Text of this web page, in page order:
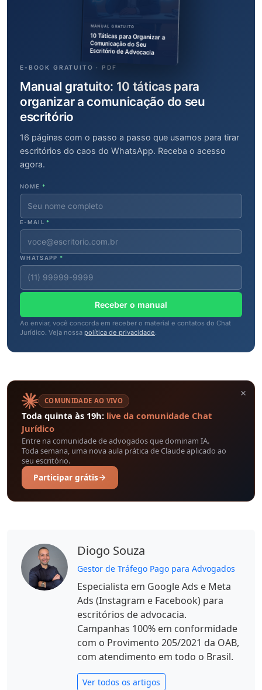
MANUAL GRATUITO
10 Táticas para Organizar a
Comunicação do Seu
Escritório de Advocacia
E-BOOK GRATUITO · PDF
Manual gratuito: 10 táticas para
organizar a comunicação do seu
escritório
16 páginas com o passo a passo que usamos para tirar
escritórios do caos do WhatsApp. Receba o acesso
agora.
NOME *
E-MAIL *
WHATSAPP *
Receber o manual
Ao enviar, você concorda em receber o material e contatos do Chat
Jurídico. Veja nossa política de privacidade.
×
COMUNIDADE AO VIVO
Toda quinta às 19h: live da comunidade Chat
Jurídico
Entre na comunidade de advogados que dominam IA.
Toda semana, uma nova aula prática de Claude aplicado ao
seu escritório.
Participar grátis
Diogo Souza
Gestor de Tráfego Pago para Advogados
Especialista em Google Ads e Meta
Ads (Instagram e Facebook) para
escritórios de advocacia.
Campanhas 100% em conformidade
com o Provimento 205/2021 da OAB,
com atendimento em todo o Brasil.
Ver todos os artigos